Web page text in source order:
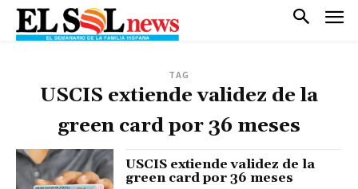
TAG
USCIS extiende validez de la
green card por 36 meses
USCIS extiende validez de la
green card por 36 meses